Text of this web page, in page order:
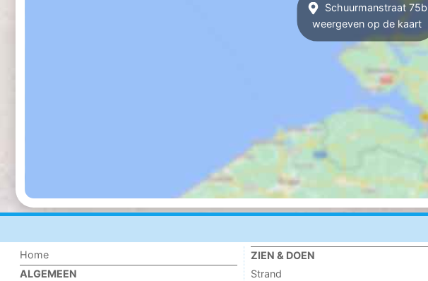
Schuurmanstraat 75b
weergeven op de kaart
Home
ALGEMEEN
ZIEN & DOEN
Strand